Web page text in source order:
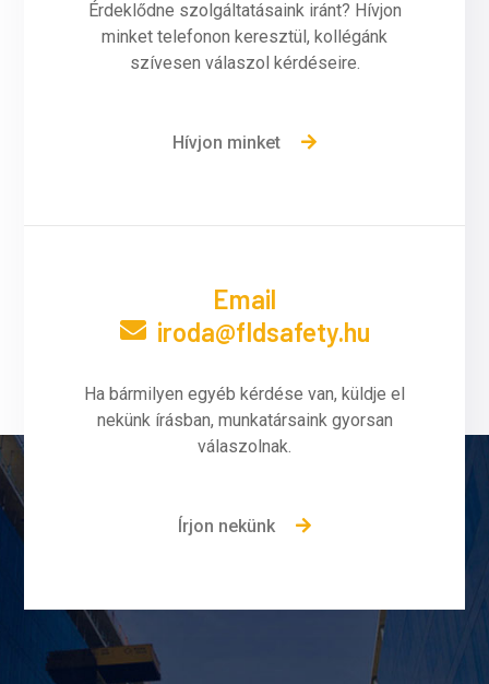
Érdeklődne szolgáltatásaink iránt? Hívjon
minket telefonon keresztül, kollégánk
szívesen válaszol kérdéseire.
Hívjon minket
Email
iroda@fldsafety.hu
Ha bármilyen egyéb kérdése van, küldje el
nekünk írásban, munkatársaink gyorsan
válaszolnak.
Írjon nekünk